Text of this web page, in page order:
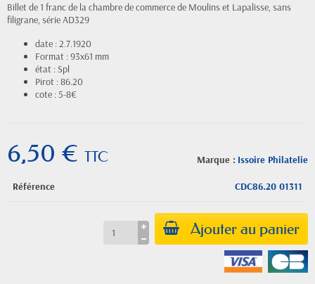
Billet de 1 franc de la chambre de commerce de Moulins et Lapalisse, sans
filigrane, série AD329
date : 2.7.1920
Format : 93x61 mm
état : Spl
Pirot : 86.20
cote : 5-8€
Marque : Issoire Philatelie
6,50 € TTC
Référence CDC86.20 01311
Ajouter au panier